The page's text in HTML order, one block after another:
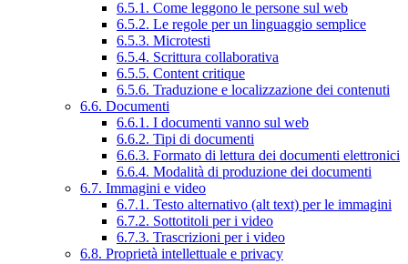
6.5.1. Come leggono le persone sul web
6.5.2. Le regole per un linguaggio semplice
6.5.3. Microtesti
6.5.4. Scrittura collaborativa
6.5.5. Content critique
6.5.6. Traduzione e localizzazione dei contenuti
6.6. Documenti
6.6.1. I documenti vanno sul web
6.6.2. Tipi di documenti
6.6.3. Formato di lettura dei documenti elettronici
6.6.4. Modalità di produzione dei documenti
6.7. Immagini e video
6.7.1. Testo alternativo (alt text) per le immagini
6.7.2. Sottotitoli per i video
6.7.3. Trascrizioni per i video
6.8. Proprietà intellettuale e privacy